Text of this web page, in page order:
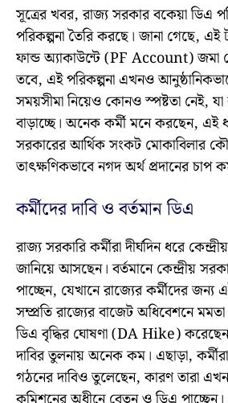
সূত্রের খবর, রাজ্য সরকার বকেয়া ডিএ
পরিকল্পনা তৈরি করছে। জানা গেছে, এই
ফান্ড অ্যাকাউন্টে (PF Account) জমা
তবে, এই পরিকল্পনা এখনও
সময়সীমা নিয়েও কোনও স্পষ্টতা নেই, যা
বাড়াচ্ছে। অনেক কর্মী মনে করছেন, এই
সরকারের আর্থিক সংকট মোকাবিলার
তাৎক্ষণিকভাবে নগদ অর্থ প্রদানের চাপ
কর্মীদের দাবি ও বর্তমান ডিএ
রাজ্য সরকারি কর্মীরা দীর্ঘদিন ধরে
জানিয়ে আসছেন। বর্তমানে কেন্দ্রীয়
পাচ্ছেন, যেখানে রাজ্যের কর্মীদের জন্য
সম্প্রতি রাজ্যের বাজেট অধিবেশনে
ডিএ বৃদ্ধির ঘোষণা (DA Hike)
দাবির তুলনায় অনেক কম। এছাড়া,
গঠনের দাবিও তুলেছেন, কারণ তারা